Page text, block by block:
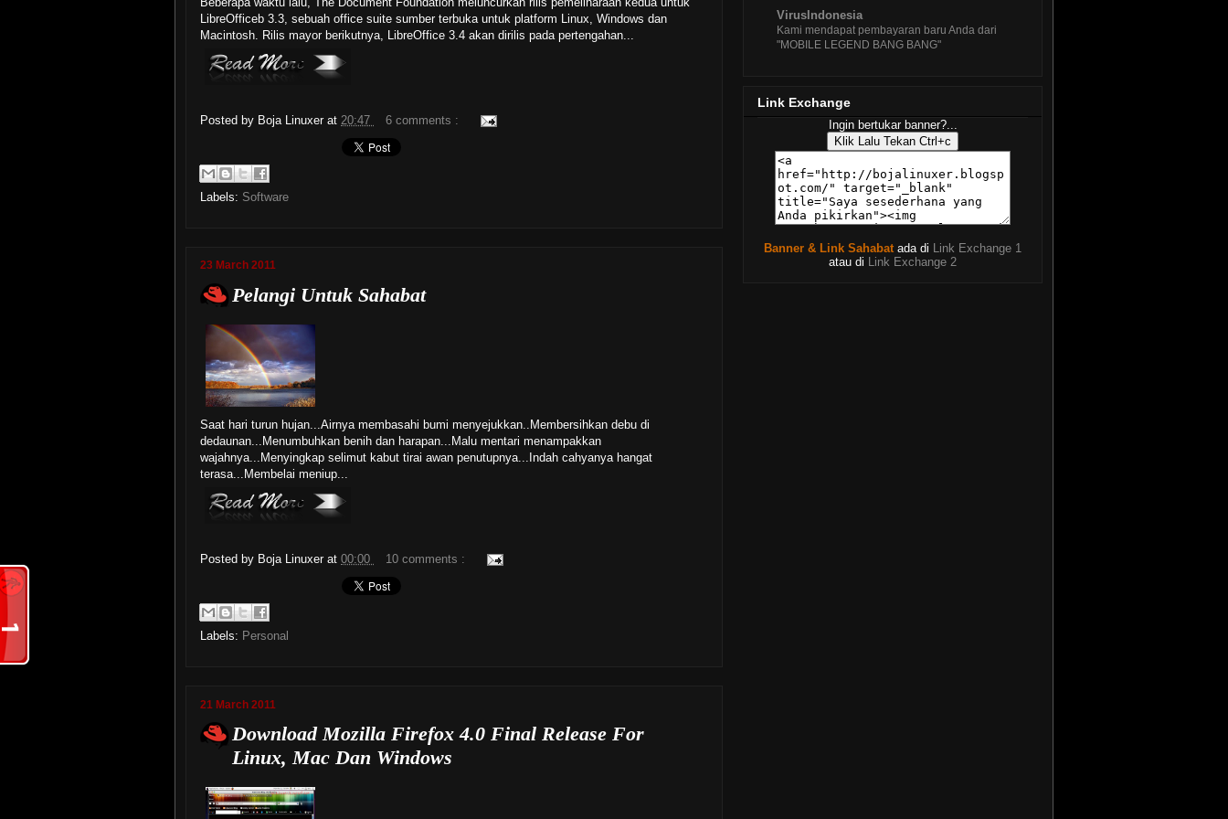
LibreOfficeb 3.3, sebuah office suite sumber terbuka untuk platform Linux, Windows dan
Macintosh. Rilis mayor berikutnya, LibreOffice 3.4 akan dirilis pada pertengahan...
Posted by Boja Linuxer at 20:47 6 comments :
Labels: Software
23 March 2011
Pelangi Untuk Sahabat
Saat hari turun hujan...Airnya membasahi bumi menyejukkan..Membersihkan debu di
dedaunan...Menumbuhkan benih dan harapan...Malu mentari menampakkan
wajahnya...Menyingkap selimut kabut tirai awan penutupnya...Indah cahyanya hangat
terasa...Membelai meniup...
Posted by Boja Linuxer at 00:00 10 comments :
Labels: Personal
21 March 2011
Download Mozilla Firefox 4.0 Final Release For
Linux, Mac Dan Windows
Ocelot"
Rilis KDE 4.6.1 - Update
Pemeliharaan Pertama KDE 4.6
Panduan Menginstal BackTrack 4 R2
Untuk Pemula
Mandriva Linux 2011 Alpha 2 Telah
PCMAV 4.7 Update Build 4, PCMAV
Terbaru, Clamav 0....
►February( 25 )
►January( 25 )
VirusIndonesia
Kami mendapat pembayaran baru Anda dari
"MOBILE LEGEND BANG BANG"
Link Exchange
Ingin bertukar banner?...
Banner & Link Sahabat ada di Link Exchange 1
atau di Link Exchange 2